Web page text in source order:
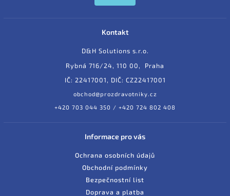
Kontakt
D&H Solutions s.r.o.
Rybná 716/24, 110 00, Praha
IČ: 22417001, DIČ: CZ22417001
obchod@prozdravotniky.cz
+420 703 044 350 / +420 724 802 408
Informace pro vás
Ochrana osobních údajů
Obchodní podmínky
Bezpečnostní list
Doprava a platba